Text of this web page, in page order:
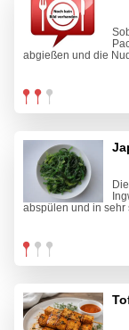
abgießen und die
abspülen und in sehr